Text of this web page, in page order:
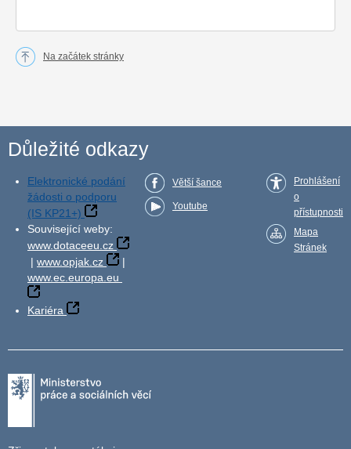
Na začátek stránky
Důležité odkazy
Elektronické podání
žádosti o podporu
(IS KP21+)
Související weby:
www.dotaceeu.cz
| www.opjak.cz
|
www.ec.europa.eu
Kariéra
Větší šance
Youtube
Prohlášení
o
přístupnosti
Mapa
Stránek